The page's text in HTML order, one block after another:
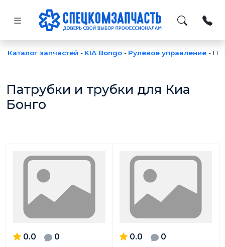
Каталог запчастей - KIA Bongo - Рулевое управление -
Патрубки и трубки для Киа
Бонго
0.0
0
0.0
0